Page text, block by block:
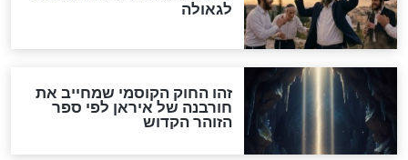
"לפני הגאולה תהיה אפיקורסות
והכחשה גדולה מאוד של
האמונה"